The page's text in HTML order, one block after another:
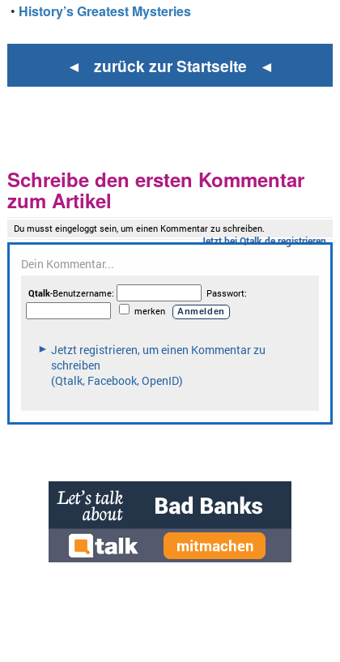
• History’s Greatest Mysteries
◄ zurück zur Startseite ◄
Schreibe den ersten Kommentar
zum Artikel